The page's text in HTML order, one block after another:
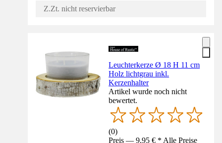
Z.Zt. nicht reservierbar
Leuchterkerze Ø 18 H 11 cm
Holz lichtgrau inkl.
Kerzenhalter
Artikel wurde noch nicht
bewertet.
(0)
Preis — 9,95 € * Alle Preise